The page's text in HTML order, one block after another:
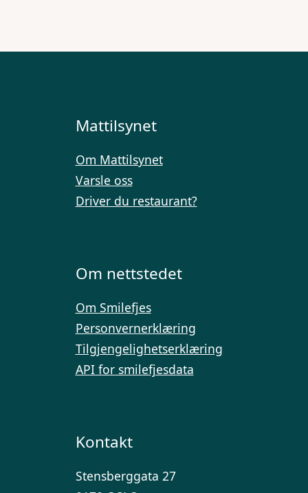
Mattilsynet
Om Mattilsynet
Varsle oss
Driver du restaurant?
Om nettstedet
Om Smilefjes
Personvernerklæring
Tilgjengelighetserklæring
API for smilefjesdata
Kontakt
Stensberggata 27